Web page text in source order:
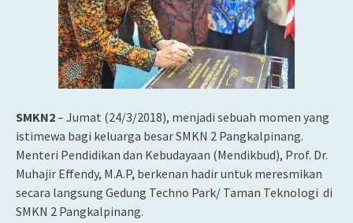
SMKN2– Jumat (24/3/2018), menjadi sebuah momen yang
istimewa bagi keluarga besar SMKN 2 Pangkalpinang.
Menteri Pendidikan dan Kebudayaan (Mendikbud), Prof. Dr.
Muhajir Effendy, M.A.P, berkenan hadir untuk meresmikan
secara langsung Gedung Techno Park/ Taman Teknologi di
SMKN 2 Pangkalpinang.